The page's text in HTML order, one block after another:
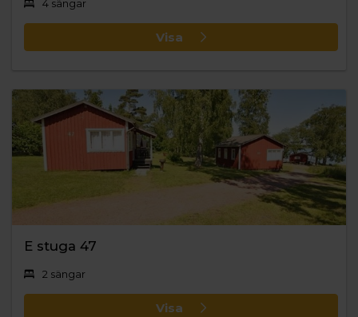
4 sängar
Visa
E stuga 47
2 sängar
Visa